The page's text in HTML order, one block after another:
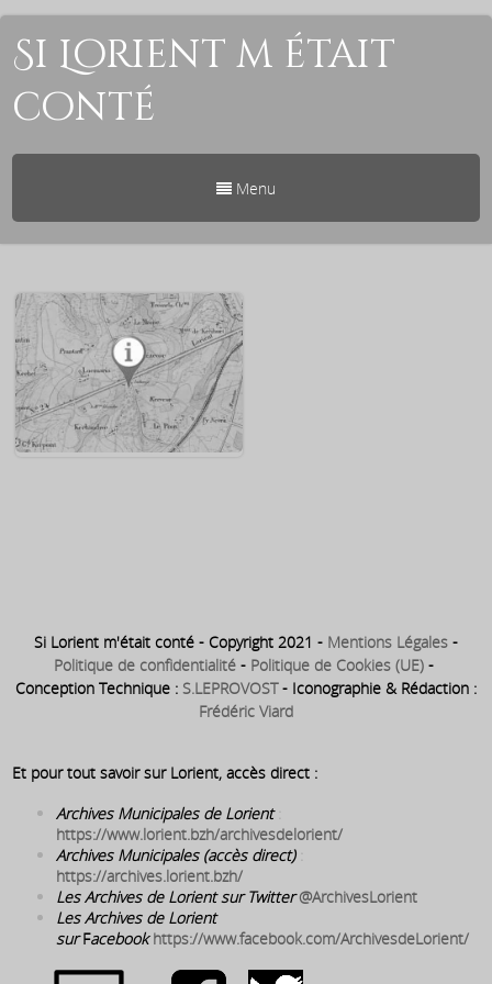
Si Lorient m était
conté
Menu
Si Lorient m'était conté - Copyright 2021 - Mentions Légales -
Politique de confidentialité - Politique de Cookies (UE) -
Conception Technique : S.LEPROVOST- Iconographie & Rédaction :
Frédéric Viard
Et pour tout savoir sur Lorient, accès direct :
Archives Municipales de Lorient
https://www.lorient.bzh/archivesdelorient/
Archives Municipales (accès direct):
https://archives.lorient.bzh/
Les Archives de Lorient sur Twitter @ArchivesLorient
Les Archives de Lorient
sur Facebook https://www.facebook.com/ArchivesdeLorient/